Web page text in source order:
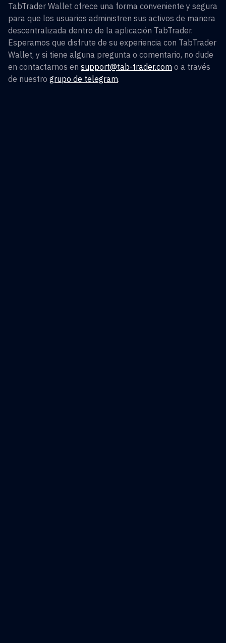
TabTrader Wallet ofrece una forma conveniente y segura
para que los usuarios administren sus activos de manera
descentralizada dentro de la aplicación TabTrader.
Esperamos que disfrute de su experiencia con TabTrader
Wallet, y si tiene alguna pregunta o comentario, no dude
en contactarnos en support@tab-trader.com o a través
de nuestro grupo de telegram.